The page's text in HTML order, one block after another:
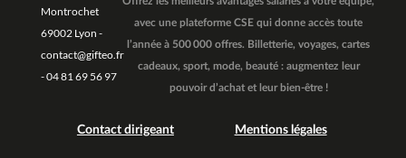
Montrochet
69002 Lyon -
contact@gifteo.fr
- 04 81 69 56 97
avec une plateforme CSE qui donne accès toute
l’année à 500 000 offres. Billetterie, voyages, cartes
cadeaux, sport, mode, beauté : augmentez leur
pouvoir d’achat et leur bien-être !
Contact dirigeant Mentions légales